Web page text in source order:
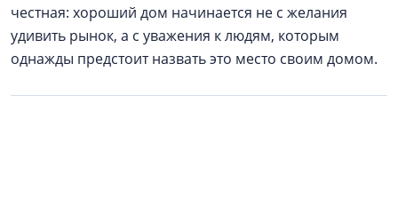
честная: хороший дом начинается не с желания
удивить рынок, а с уважения к людям, которым
однажды предстоит назвать это место своим домом.